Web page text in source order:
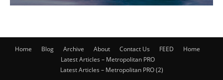
Home Blog Archive About Contact Us FEED
Home
Latest Articles – Metropolitan PRO
Latest Articles – Metropolitan PRO (2)